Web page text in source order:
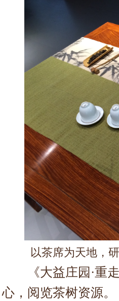
以茶席为天地，
《大益庄园·重
心，阅览茶树资源。